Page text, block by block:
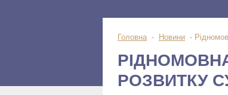
Головна- Новини -
РОЗВИТКУ